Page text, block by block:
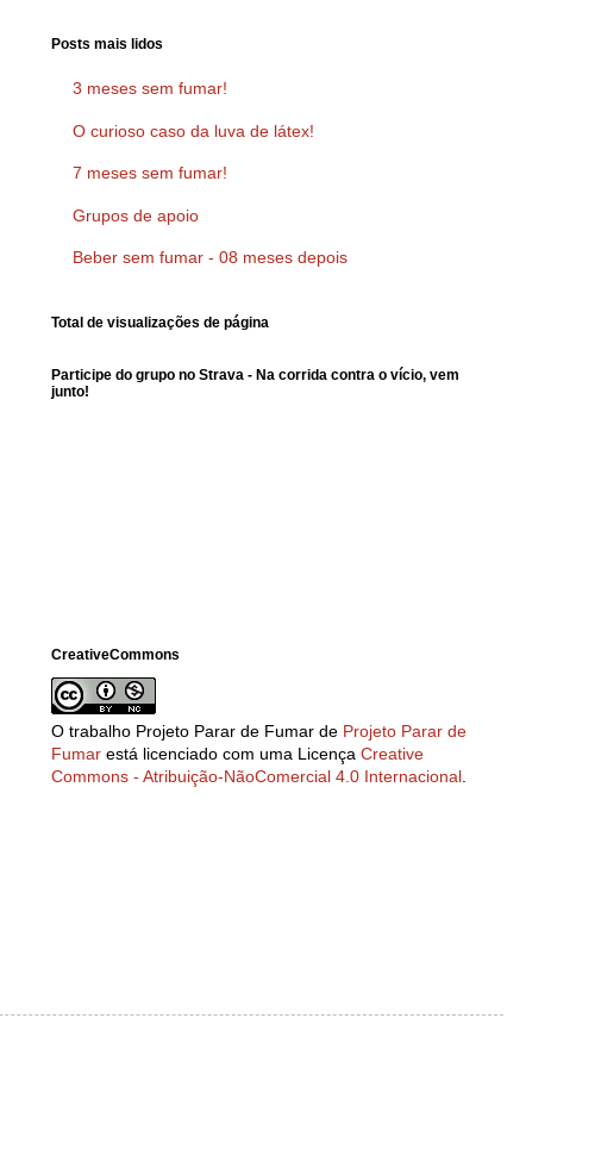
Posts mais lidos
3 meses sem fumar!
O curioso caso da luva de látex!
7 meses sem fumar!
Grupos de apoio
Beber sem fumar - 08 meses depois
Total de visualizações de página
Participe do grupo no Strava - Na corrida contra o vício, vem
junto!
CreativeCommons
O trabalho Projeto Parar de Fumar de Projeto Parar de
Fumar está licenciado com uma Licença Creative
Commons - Atribuição-NãoComercial 4.0 Internacional.